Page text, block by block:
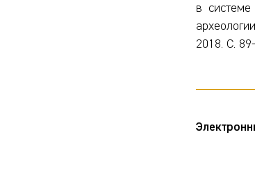
в
2018. С.